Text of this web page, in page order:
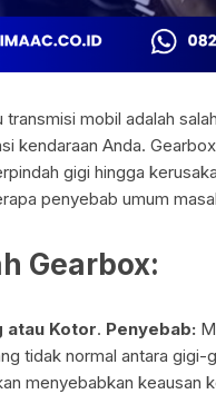
transmisi mobil adalah
kendaraan Anda.
gigi hingga
penyebab umum
Gearbox:
atau Kotor. Penyebab:
tidak normal antara
menyebabkan keausan